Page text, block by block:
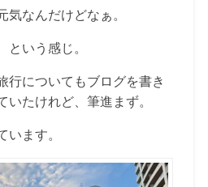
なんだけどなぁ。
という感じ。
行についてもブログを書き
いたけれど、筆進まず。
ます。